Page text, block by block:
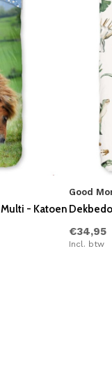
- Katoen
Good
€34,95
Incl. btw